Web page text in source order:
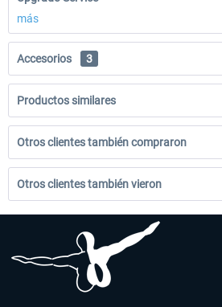
más
Accesorios 3
Productos similares
Otros clientes también compraron
Otros clientes también vieron